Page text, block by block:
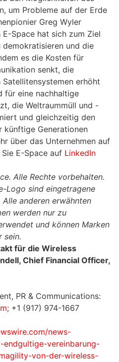
um Probleme auf der Erde
Greg Wyler
Space hat sich zum Ziel
und die
es die Kosten für
senkt, die
erhöht
für eine nachhaltige
die Weltraummüll und -
und gleichzeitig den
künftige Generationen
über das Unternehmen auf
E-Space auf LinkedIn
Alle Rechte vorbehalten.
Logo sind eingetragene
anderen erwähnten
werden nur zu
und können Marken
sein.
für die Wireless
Chief Financial Officer,
PR & Communications:
; +1 (917) 974-1667
news-
endgultige-vereinbarung-
von-der-wireless-